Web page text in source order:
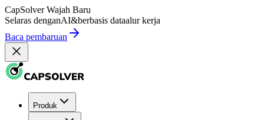
CapSolver Wajah Baru
Selaras denganAI&berbasis dataalur kerja
Baca pembaruan
Produk